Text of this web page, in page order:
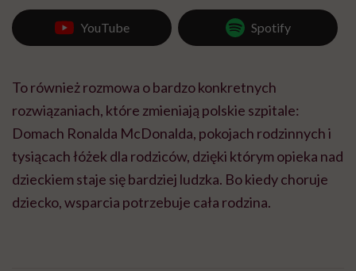
YouTube Spotify
To również rozmowa o bardzo konkretnych
rozwiązaniach, które zmieniają polskie szpitale:
Domach Ronalda McDonalda, pokojach rodzinnych i
tysiącach łóżek dla rodziców, dzięki którym opieka nad
dzieckiem staje się bardziej ludzka. Bo kiedy choruje
dziecko, wsparcia potrzebuje cała rodzina.